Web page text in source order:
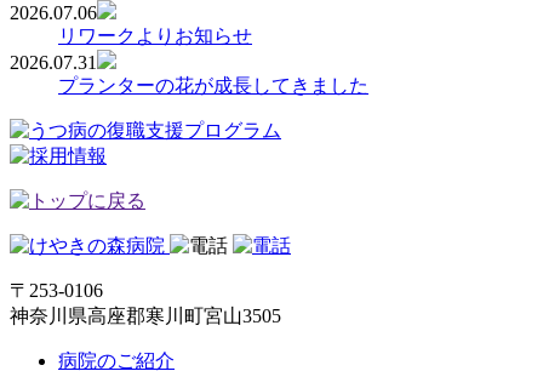
2026.07.06
リワークよりお知らせ
2026.07.31
プランターの花が成長してきました
〒253-0106
神奈川県高座郡寒川町宮山3505
病院のご紹介